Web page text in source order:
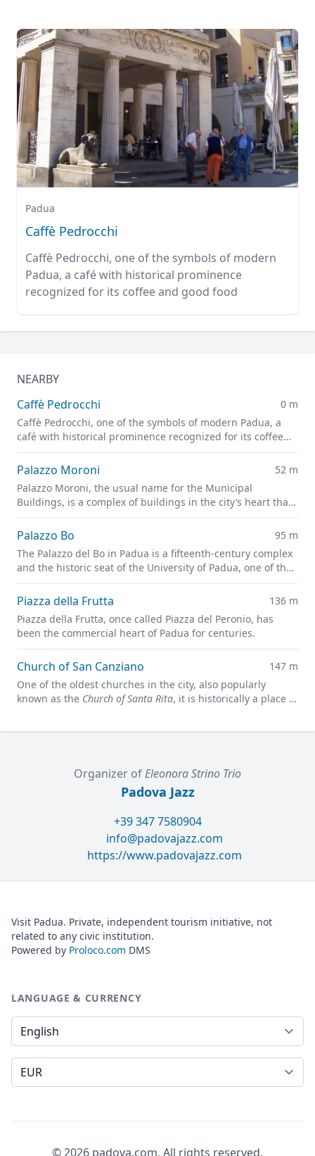
Padua
Caffè Pedrocchi
Caffè Pedrocchi, one of the symbols of modern
Padua, a café with historical prominence
recognized for its coffee and good food
NEARBY
Caffè Pedrocchi
0 m
Caffè Pedrocchi, one of the symbols of modern Padua, a
café with historical prominence recognized for its coffee
and good food
Palazzo Moroni
52 m
Palazzo Moroni, the usual name for the Municipal
Buildings, is a complex of buildings in the city’s heart that
house the offices of the Municipality of Padua.
Palazzo Bo
95 m
The Palazzo del Bo in Padua is a fifteenth-century complex
and the historic seat of the University of Padua, one of the
oldest universities in the world.
Piazza della Frutta
136 m
Piazza della Frutta, once called Piazza del Peronio, has
been the commercial heart of Padua for centuries.
Church of San Canziano
147 m
One of the oldest churches in the city, also popularly
known as the Church of Santa Rita, it is historically a place of
Organizer ofEleonora Strino Trio
Padova Jazz
+39 347 7580904
info@padovajazz.com
https://www.padovajazz.com
Visit Padua. Private, independent tourism initiative, not
related to any civic institution.
Powered by Proloco.com DMS
LANGUAGE & CURRENCY
Language
Currency
© 2026 padova.com. All rights reserved.